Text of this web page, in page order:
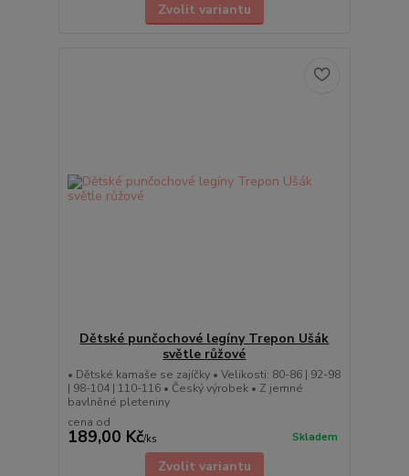
Zvolit variantu
Dětské punčochové legíny Trepon Ušák
světle růžové
• Dětské kamaše se zajíčky • Velikosti: 80-86 | 92-98
| 98-104 | 110-116 • Český výrobek • Z jemné
bavlněné pleteniny
cena od
189,00 Kč/ks Skladem
Zvolit variantu